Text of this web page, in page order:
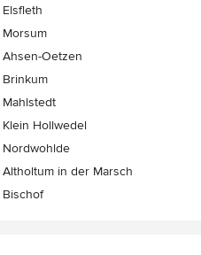
Elsfleth
Morsum
Ahsen-Oetzen
Brinkum
Mahlstedt
Klein Hollwedel
Nordwohlde
Altholtum in der Marsch
Bischof